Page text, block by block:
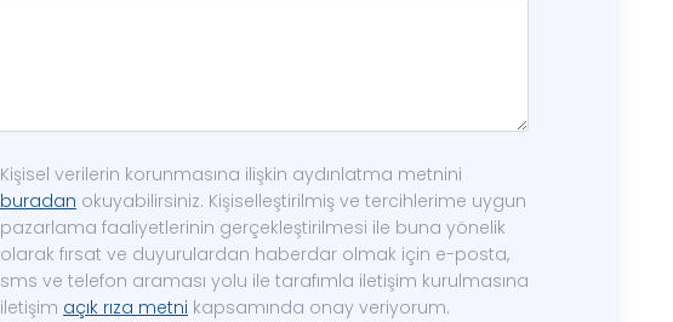
Kişisel verilerin korunmasına ilişkin aydınlatma metnini
buradan okuyabilirsiniz. Kişiselleştirilmiş ve tercihlerime uygun
pazarlama faaliyetlerinin gerçekleştirilmesi ile buna yönelik
olarak fırsat ve duyurulardan haberdar olmak için e-posta,
sms ve telefon araması yolu ile tarafımla iletişim kurulmasına
iletişim açık rıza metni kapsamında onay veriyorum.